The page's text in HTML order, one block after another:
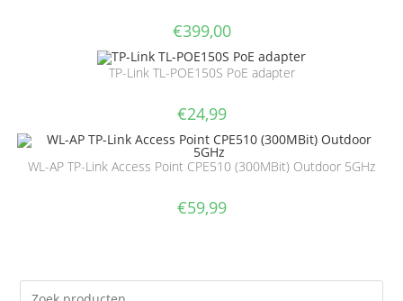
€399,00
TP-Link TL-POE150S PoE adapter
€24,99
WL-AP TP-Link Access Point CPE510 (300MBit) Outdoor 5GHz
€59,99